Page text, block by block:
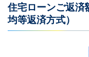
住宅ローンご返済
均等返済方式）